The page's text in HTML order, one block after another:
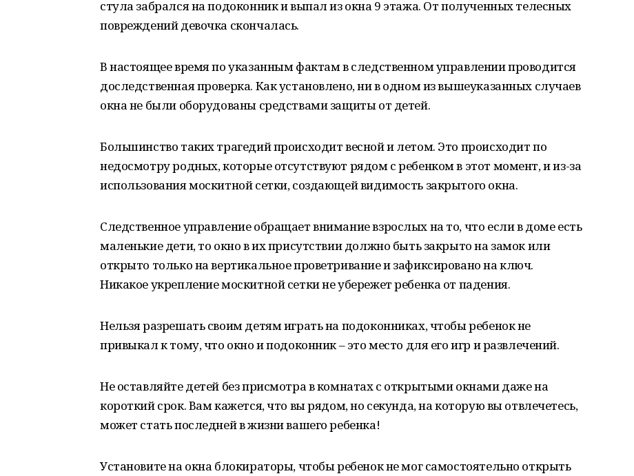
стула забрался на подоконник и выпал из окна 9 этажа. От полученных телесных
повреждений девочка скончалась.
В настоящее время по указанным фактам в следственном управлении проводится
доследственная проверка. Как установлено, ни в одном из вышеуказанных случаев
окна не были оборудованы средствами защиты от детей.
Большинство таких трагедий происходит весной и летом. Это происходит по
недосмотру родных, которые отсутствуют рядом с ребенком в этот момент, и из-за
использования москитной сетки, создающей видимость закрытого окна.
Следственное управление обращает внимание взрослых на то, что если в доме есть
маленькие дети, то окно в их присутствии должно быть закрыто на замок или
открыто только на вертикальное проветривание и зафиксировано на ключ.
Никакое укрепление москитной сетки не убережет ребенка от падения.
Нельзя разрешать своим детям играть на подоконниках, чтобы ребенок не
привыкал к тому, что окно и подоконник – это место для его игр и развлечений.
Не оставляйте детей без присмотра в комнатах с открытыми окнами даже на
короткий срок. Вам кажется, что вы рядом, но секунда, на которую вы отвлечетесь,
может стать последней в жизни вашего ребенка!
Установите на окна блокираторы, чтобы ребенок не мог самостоятельно открыть